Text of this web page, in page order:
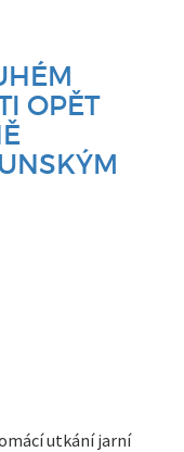
OPĚT
utkání jarní